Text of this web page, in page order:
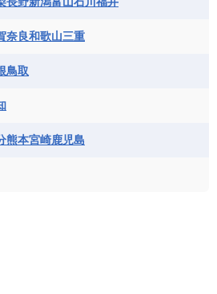
リビア
リベリア共和国
レソト王国
道ギニア共和国
奈良和歌山三重
鳥取
熊本宮崎鹿児島